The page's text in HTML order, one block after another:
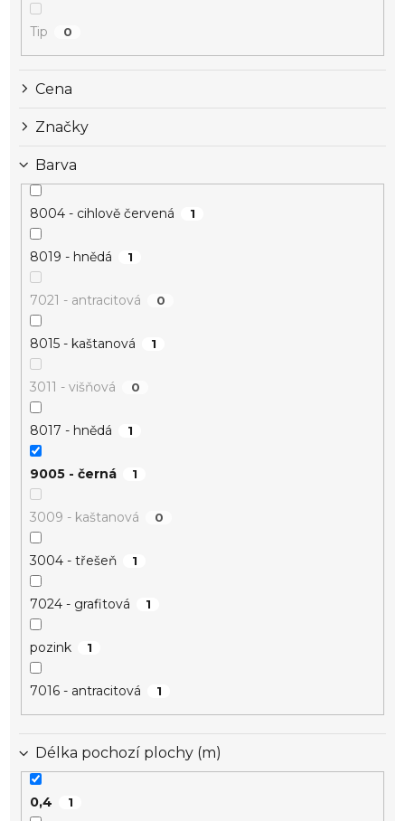
Tip 0
Cena
Značky
Barva
8004 - cihlově červená 1
8019 - hnědá 1
7021 - antracitová 0
8015 - kaštanová 1
3011 - višňová 0
8017 - hnědá 1
9005 - černá 1
3009 - kaštanová 0
3004 - třešeň 1
7024 - grafitová 1
pozink 1
7016 - antracitová 1
Délka pochozí plochy (m)
0,4 1